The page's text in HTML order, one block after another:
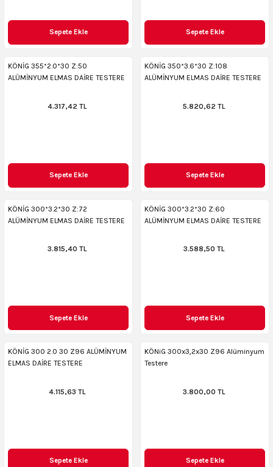
Sepete Ekle Sepete Ekle
KÖNİG 355*2.0*30 Z:50
ALÜMİNYUM ELMAS DAİRE TESTERE
4.317,42 TL
Sepete Ekle
KÖNİG 350*3.6*30 Z:108
ALÜMİNYUM ELMAS DAİRE TESTERE
5.820,62 TL
Sepete Ekle
KÖNİG 300*3.2*30 Z:72
ALÜMİNYUM ELMAS DAİRE TESTERE
3.815,40 TL
Sepete Ekle
KÖNİG 300*3.2*30 Z:60
ALÜMİNYUM ELMAS DAİRE TESTERE
3.588,50 TL
Sepete Ekle
KÖNİG 300 2.0 30 Z96 ALÜMİNYUM
ELMAS DAİRE TESTERE
4.115,63 TL
Sepete Ekle
KÖNiG 300x3,2x30 Z96 Alüminyum
Testere
3.800,00 TL
Sepete Ekle